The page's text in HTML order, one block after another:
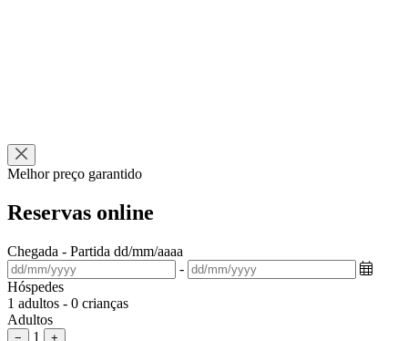
Melhor preço garantido
Reservas online
Chegada - Partida dd/mm/aaaa
-
Hóspedes
1 adultos - 0 crianças
Adultos
− 1 +